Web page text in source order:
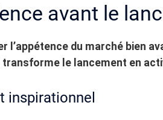
avant le
l’appétence du marché bien
le lancement en
inspirationnel